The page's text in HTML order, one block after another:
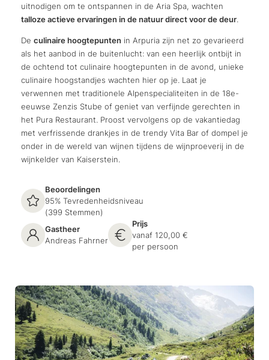
uitnodigen om te ontspannen in de Aria Spa, wachten
talloze actieve ervaringen in de natuur direct voor de deur.
De culinaire hoogtepunten in Arpuria zijn net zo gevarieerd
als het aanbod in de buitenlucht: van een heerlijk ontbijt in
de ochtend tot culinaire hoogtepunten in de avond, unieke
culinaire hoogstandjes wachten hier op je. Laat je
verwennen met traditionele Alpenspecialiteiten in de 18e-
eeuwse Zenzis Stube of geniet van verfijnde gerechten in
het Pura Restaurant. Proost vervolgens op de vakantiedag
met verfrissende drankjes in de trendy Vita Bar of dompel je
onder in de wereld van wijnen tijdens de wijnproeverij in de
wijnkelder van Kaiserstein.
Beoordelingen
95% Tevredenheidsniveau
(399 Stemmen)
Gastheer
Andreas Fahrner
Prijs
vanaf 120,00 €
per persoon